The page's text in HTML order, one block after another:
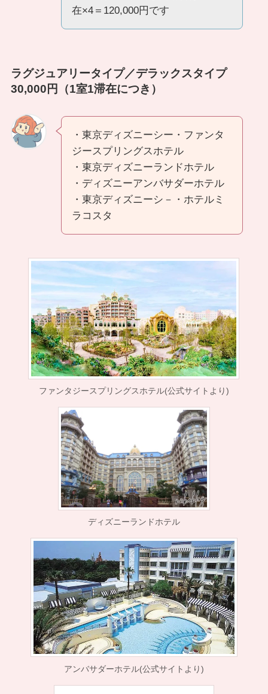
在×4＝120,000円です
ラグジュアリータイプ／デラックスタイプ
30,000円（1室1滞在につき）
・東京ディズニーシー・ファンタ
ジースプリングスホテル
・東京ディズニーランドホテル
・ディズニーアンバサダーホテル
・東京ディズニーシ－・ホテルミ
ラコスタ
ファンタジースプリングスホテル(公式サイトより)
ディズニーランドホテル
アンバサダーホテル(公式サイトより)